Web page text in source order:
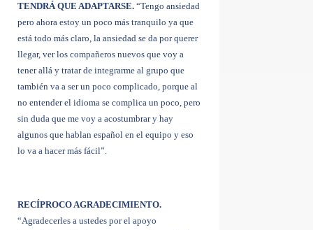
TENDRÁ QUE ADAPTARSE. “Tengo ansiedad
pero ahora estoy un poco más tranquilo ya que
está todo más claro, la ansiedad se da por querer
llegar, ver los compañeros nuevos que voy a
tener allá y tratar de integrarme al grupo que
también va a ser un poco complicado, porque al
no entender el idioma se complica un poco, pero
sin duda que me voy a acostumbrar y hay
algunos que hablan español en el equipo y eso
lo va a hacer más fácil”.
RECÍPROCO AGRADECIMIENTO.
“Agradecerles a ustedes por el apoyo